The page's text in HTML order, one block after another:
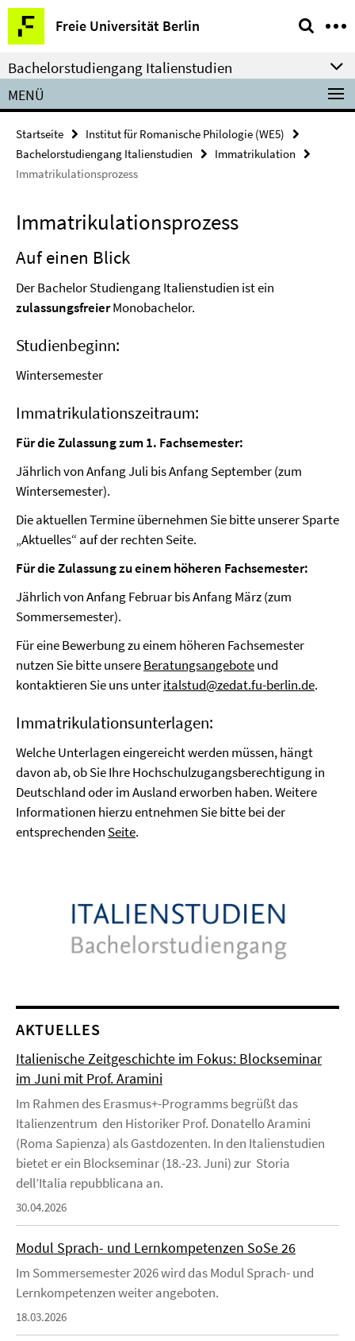
Springe
direkt
zu
Inhalt
Freie Universität Berlin
Service-
Navigation
Bachelorstudiengang Italienstudien
MENÜ
Startseite
Institut für Romanische Philologie (WE5)
Bachelorstudiengang Italienstudien
Immatrikulation
Immatrikulationsprozess
Immatrikulationsprozess
Auf einen Blick
Der Bachelor Studiengang Italienstudien ist ein
zulassungsfreierMonobachelor.
Studienbeginn:
Wintersemester
Immatrikulationszeitraum:
Für die Zulassung zum 1. Fachsemester:
Jährlich von Anfang Juli bis Anfang September (zum
Wintersemester).
Die aktuellen Termine übernehmen Sie bitte unserer Sparte
„Aktuelles“ auf der rechten Seite.
Für die Zulassung zu einem höheren Fachsemester:
Jährlich von Anfang Februar bis Anfang März (zum
Sommersemester).
Für eine Bewerbung zu einem höheren Fachsemester
nutzen Sie bitte unsereBeratungsangeboteund
kontaktieren Sie uns unteritalstud@zedat.fu-berlin.de.
Immatrikulationsunterlagen:
Welche Unterlagen eingereicht werden müssen, hängt
davon ab, ob Sie Ihre Hochschulzugangsberechtigung in
Deutschland oder im Ausland erworben haben. Weitere
Informationen hierzu entnehmen Sie bitte bei der
entsprechenden Seite.
AKTUELLES
Italienische Zeitgeschichte im Fokus: Blockseminar
im Juni mit Prof. Aramini
Im Rahmen des Erasmus+-Programms begrüßt das
Italienzentrum den Historiker Prof. Donatello Aramini
(Roma Sapienza) als Gastdozenten. In den Italienstudien
bietet er ein Blockseminar (18.-23. Juni) zur Storia
dell’Italia repubblicana an.
30.04.2026
Modul Sprach- und Lernkompetenzen SoSe 26
Im Sommersemester 2026 wird das Modul Sprach- und
Lernkompetenzen weiter angeboten.
18.03.2026